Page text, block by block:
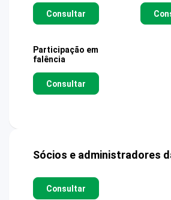
Consultar
Participação em
falência
Consultar
Sócios e administradores
Consultar